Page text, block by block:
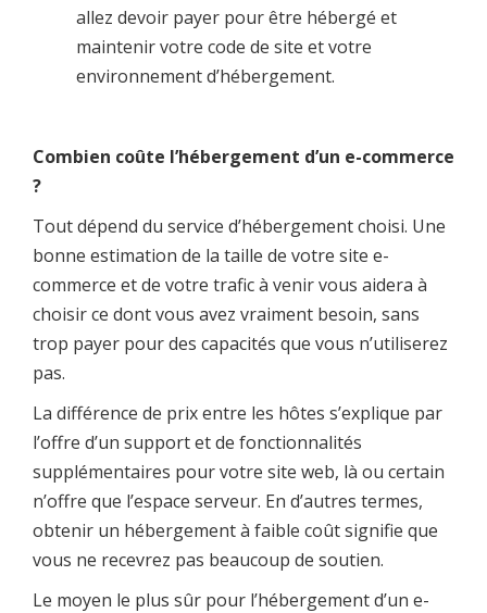
allez devoir payer pour être hébergé et
maintenir votre code de site et votre
environnement d’hébergement.
Combien coûte l’hébergement d’un e-commerce
?
Tout dépend du service d’hébergement choisi. Une
bonne estimation de la taille de votre site e-
commerce et de votre trafic à venir vous aidera à
choisir ce dont vous avez vraiment besoin, sans
trop payer pour des capacités que vous n’utiliserez
pas.
La différence de prix entre les hôtes s’explique par
l’offre d’un support et de fonctionnalités
supplémentaires pour votre site web, là ou certain
n’offre que l’espace serveur. En d’autres termes,
obtenir un hébergement à faible coût signifie que
vous ne recevrez pas beaucoup de soutien.
Le moyen le plus sûr pour l’hébergement d’un e-